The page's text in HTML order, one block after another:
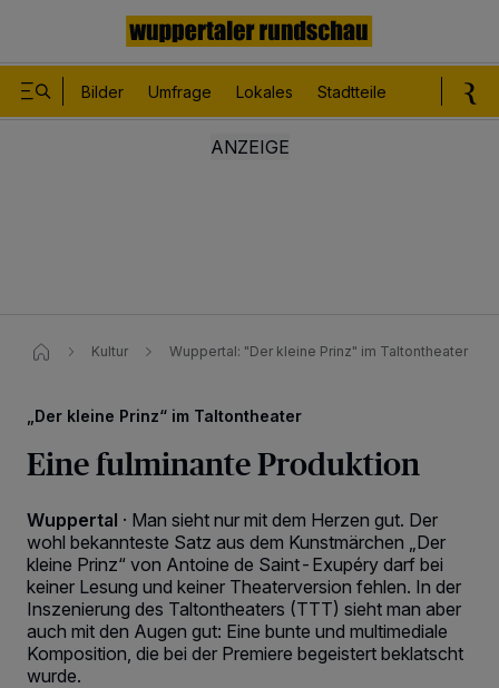
Bilder Umfrage Lokales Stadtteile
Kultur Wuppertal: "Der kleine Prinz" im Taltontheater
„Der kleine Prinz“ im Taltontheater
Eine fulminante Produktion
Wuppertal · Man sieht nur mit dem Herzen gut. Der
wohl bekannteste Satz aus dem Kunstmärchen „Der
kleine Prinz“ von Antoine de Saint-Exupéry darf bei
keiner Lesung und keiner Theaterversion fehlen. In der
Inszenierung des Taltontheaters (TTT) sieht man aber
auch mit den Augen gut: Eine bunte und multimediale
Komposition, die bei der Premiere begeistert beklatscht
wurde.